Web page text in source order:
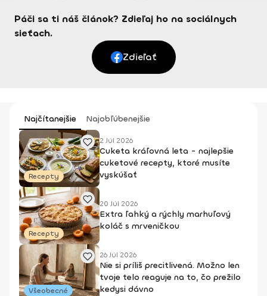
Páči sa ti náš článok? Zdieľaj ho na sociálnych
sieťach.
Zdieľať
Najčítanejšie Najobľúbenejšie
Recepty
2 Júl 2026
Cuketa kráľovná leta - najlepšie
cuketové recepty, ktoré musíte
vyskúšať
Recepty
20 Júl 2026
Extra ľahký a rýchly marhuľový
koláč s mrveničkou
Všeobecné
26 Júl 2026
Nie si príliš precitlivená. Možno len
tvoje telo reaguje na to, čo prežilo
kedysi dávno